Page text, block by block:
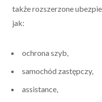
także rozszerzone
jak:
ochrona szyb,
samochód zastępczy,
assistance,